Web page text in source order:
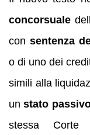
concorsuale
con sentenza
o di uno dei
simili alla
unstato
stessa Corte